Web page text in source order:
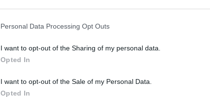
Personal Data Processing Opt Outs
I want to opt-out of the Sharing of my personal data.
Opted In
I want to opt-out of the Sale of my Personal Data.
Opted In